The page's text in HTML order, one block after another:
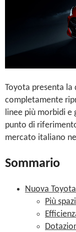
Toyota presenta la
completamente
linee più morbidi e
punto di
mercato italiano
Sommario
Nuova
Più